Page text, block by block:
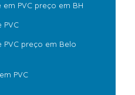
PVC preço em BH
PVC
PVC preço em Belo
PVC